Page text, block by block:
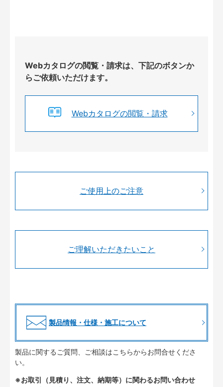
Webカタログの閲覧・請求は、下記のボタンか
らご依頼いただけます。
Webカタログの閲覧・請求
ご使用上のご注意
ご理解いただきたいこと
製品情報・仕様・施工について
製品に関するご質問、ご相談はこちらからお問合せくださ
い。
※お取引（見積り、注文、納期等）に関わるお問い合わせ